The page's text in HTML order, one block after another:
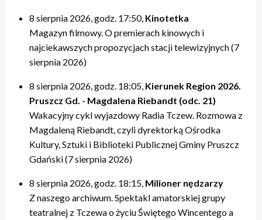
8 sierpnia 2026, godz. 17:50, Kinotetka
Magazyn filmowy. O premierach kinowych i
najciekawszych propozycjach stacji telewizyjnych (7
sierpnia 2026)
8 sierpnia 2026, godz. 18:05, Kierunek Region 2026.
Pruszcz Gd. - Magdalena Riebandt (odc. 21)
Wakacyjny cykl wyjazdowy Radia Tczew. Rozmowa z
Magdaleną Riebandt, czyli dyrektorką Ośrodka
Kultury, Sztuki i Biblioteki Publicznej Gminy Pruszcz
Gdański (7 sierpnia 2026)
8 sierpnia 2026, godz. 18:15, Milioner nędzarzy
Z naszego archiwum. Spektakl amatorskiej grupy
teatralnej z Tczewa o życiu Świętego Wincentego a